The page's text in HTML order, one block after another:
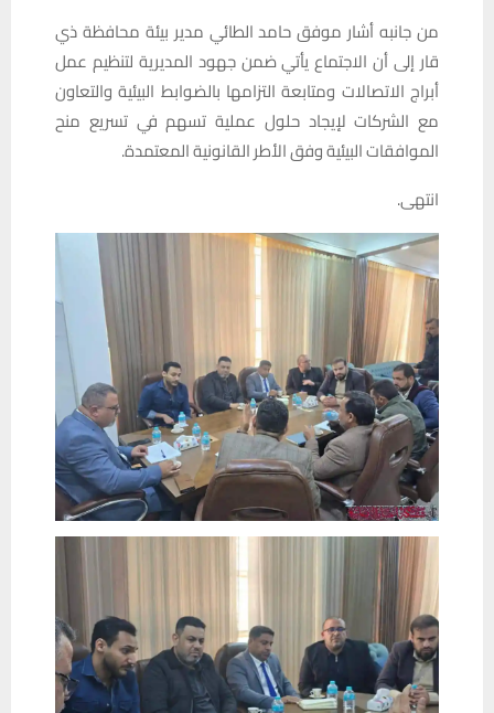
من جانبه أشار موفق حامد الطائي مدير بيئة محافظة ذي
قار إلى أن الاجتماع يأتي ضمن جهود المديرية لتنظيم عمل
أبراج الاتصالات ومتابعة التزامها بالضوابط البيئية والتعاون
مع الشركات لإيجاد حلول عملية تسهم في تسريع منح
الموافقات البيئية وفق الأطر القانونية المعتمدة.
انتهى.